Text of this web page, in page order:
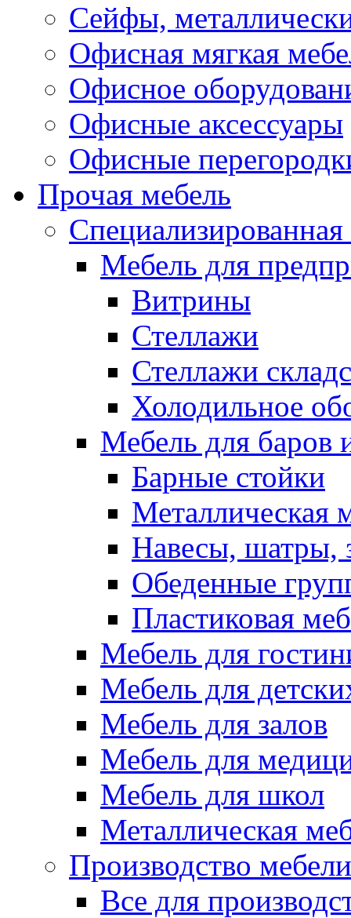
Сейфы,
Офисная мягкая
Офисное
Офисные аксессуары
Офисные
Прочая мебель
Специализированная
Мебель для
Витрины
Стеллажи
Стеллажи
Холодильное
Мебель для баров
Барные стойки
Металлическая
Навесы, шатры,
Обеденные
Пластиковая
Мебель для
Мебель для
Мебель для залов
Мебель для
Мебель для школ
Металлическая
Производство мебели
Все для